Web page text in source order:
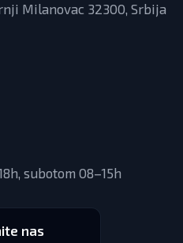
Milanovac 32300, Srbija
subotom 08–15h
nas